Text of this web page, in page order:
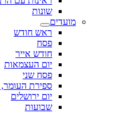
שונות
מועדים
ראש חודש
פסח
חודש אייר
יום העצמאות
פסח שני
ספירת
יום ירושלים
שבועות